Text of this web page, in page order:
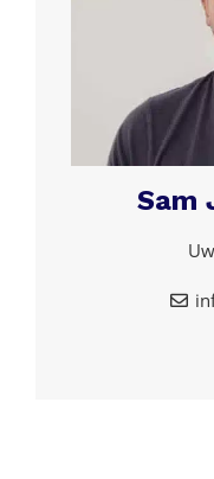
Sam